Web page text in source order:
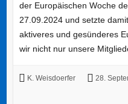
der Europäischen Woche
27.09.2024 und setzte
aktiveres und gesünderes
wir nicht nur unsere
K. Weisdoerfer 28.